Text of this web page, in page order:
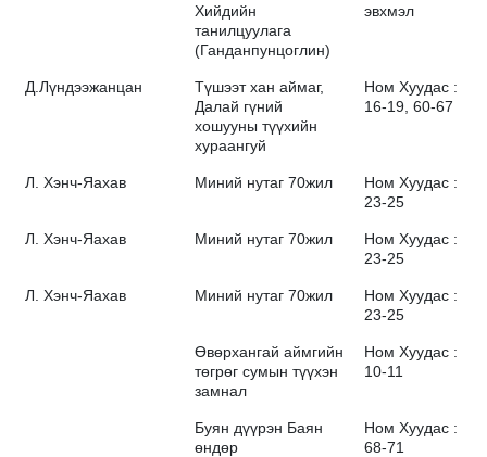
Хийдийн
танилцуулага
(Ганданпунцоглин)
эвхмэл
Д.Лүндээжанцан
Түшээт хан аймаг,
Далай гүний
хошууны түүхийн
хураангуй
Ном Хуудас :
16-19, 60-67
Л. Хэнч-Яахав Миний нутаг 70жил
Ном Хуудас :
23-25
Л. Хэнч-Яахав Миний нутаг 70жил
Ном Хуудас :
23-25
Л. Хэнч-Яахав Миний нутаг 70жил
Ном Хуудас :
23-25
Өвөрхангай аймгийн
төгрөг сумын түүхэн
замнал
Ном Хуудас :
10-11
Буян дүүрэн Баян
өндөр
Ном Хуудас :
68-71